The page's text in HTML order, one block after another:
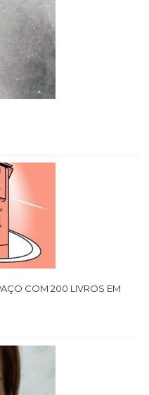
COM 200 LIVROS EM